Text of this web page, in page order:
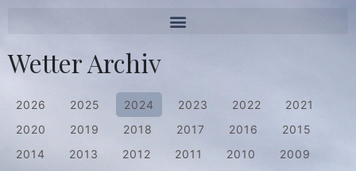
Wetter Archiv
2026 2025 2024 2023 2022
2021
2020
2019 2018 2017 2016
2015
2014
2013 2012 2011 2010
2009